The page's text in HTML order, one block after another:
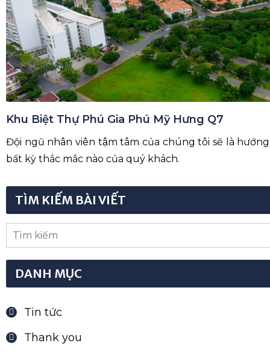
Khu Biệt Thự Phú Gia Phú Mỹ Hưng Q7
Đội ngũ nhân viên tậm tâm của chúng tôi sẽ là hướng
bất kỳ thắc mắc nào của quý khách.
TÌM KIẾM BÀI VIẾT
DANH MỤC
Tin tức
Thank you